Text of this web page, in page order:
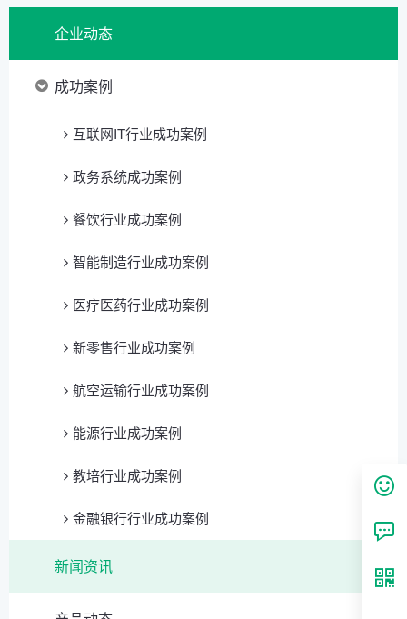
企业动态
成功案例
互联网IT行业成功案例
政务系统成功案例
餐饮行业成功案例
智能制造行业成功案例
医疗医药行业成功案例
新零售行业成功案例
航空运输行业成功案例
能源行业成功案例
教培行业成功案例
金融银行行业成功案例
新闻资讯